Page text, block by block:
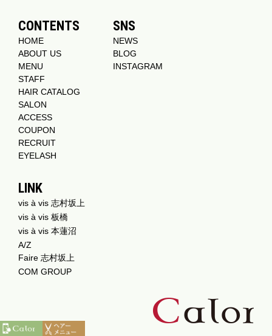
CONTENTS
HOME
ABOUT US
MENU
STAFF
HAIR CATALOG
SALON
ACCESS
COUPON
RECRUIT
EYELASH
SNS
NEWS
BLOG
INSTAGRAM
LINK
vis à vis 志村坂上
vis à vis 板橋
vis à vis 本蓮沼
A/Z
Faire 志村坂上
COM GROUP